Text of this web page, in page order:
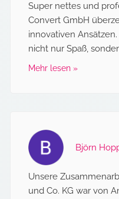
Super nettes und
Convert GmbH
innovativen
nicht nur Spaß,
Mehr lesen »
Björn
Unsere
und Co. KG war von